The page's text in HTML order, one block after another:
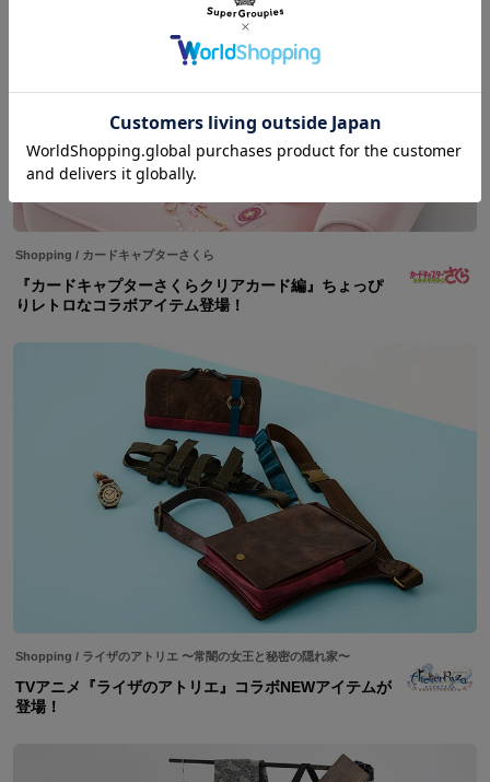
Shopping / カードキャプターさくら
『カードキャプターさくらクリアカード編』ちょっぴ
りレトロなコラボアイテム登場！
Shopping / ライザのアトリエ 〜常闇の女王と秘密の隠れ家〜
TVアニメ『ライザのアトリエ』コラボNEWアイテムが
登場！